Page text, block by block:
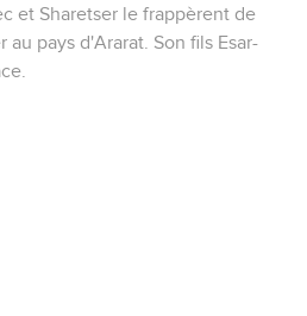
et Sharetser le frappèrent de
pays d'Ararat. Son fils Esar-